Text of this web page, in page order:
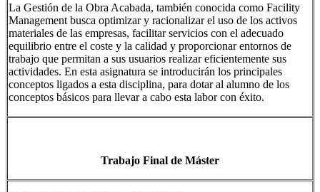
La Gestión de la Obra Acabada, también conocida como Facility
Management busca optimizar y racionalizar el uso de los activos
materiales de las empresas, facilitar servicios con el adecuado
equilibrio entre el coste y la calidad y proporcionar entornos de
trabajo que permitan a sus usuarios realizar eficientemente sus
actividades. En esta asignatura se introducirán los principales
conceptos ligados a esta disciplina, para dotar al alumno de los
conceptos básicos para llevar a cabo esta labor con éxito.
Trabajo Final de Máster